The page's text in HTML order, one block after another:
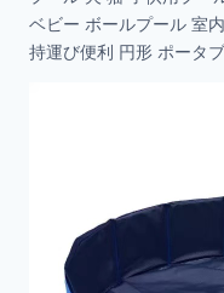
ベビー ボールプール 室
持運び便利 円形 ポータ